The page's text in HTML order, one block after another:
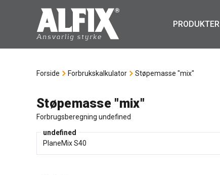
PRODUKTER
Forside Forbrukskalkulator Støpemasse "mix"
Støpemasse "mix"
Forbrugsberegning undefined
undefined